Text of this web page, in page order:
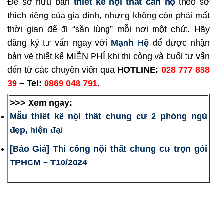
Để sỡ hữu bản thiết kế nội thất căn hộtheo sở
thích riêng của gia đình, nhưng không còn phải mất
thời gian để đi “săn lùng” mỗi nơi một chút. Hãy
đăng ký tư vấn ngay với Mạnh Hệđể được nhận
bản vẽ thiết kế MIỄN PHÍ khi thi công và buổi tư vấn
đến từ các chuyên viên qua HOTLINE: 028 777 888
39 – Tel: 0869 048 791.
>>> Xem ngay:
Mẫu thiết kế nội thất chung cư 2 phòng ngủ
đẹp, hiện đại
[Báo Giá] Thi công nội thất chung cư trọn gói
TPHCM – T10/2024